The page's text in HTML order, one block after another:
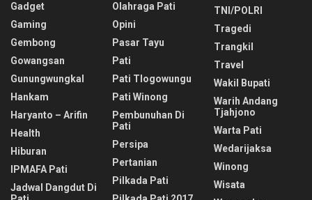
Gadget
Gaming
Gembong
Gowangsan
Gunungwungkal
Hankam
Haryanto – Arifin
Health
Hiburan
IPMAFA Pati
Jadwal Dangdut Di
Olahraga Pati
Opini
Pasar Tayu
Pati
Pati Tlogowungu
Pati Winong
Pembunuhan Di
Pati
Persipa
Pertanian
Pilkada Pati
TNI/POLRI
Tragedi
Trangkil
Travel
Wakil Bupati
Warih Andang
Tjahjono
Warta Pati
Wedarijaksa
Winong
Wisata